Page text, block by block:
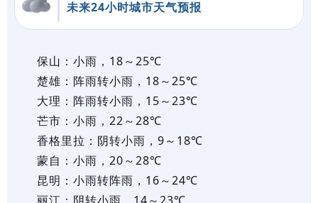
未来24小时城市天气预报
保山：小雨，18～25℃
楚雄：阵雨转小雨，18～25℃
大理：阵雨转小雨，15～23℃
芒市：小雨，22～28℃
香格里拉：阴转小雨，9～18℃
蒙自：小雨，20～28℃
昆明：小雨转阵雨，16～24℃